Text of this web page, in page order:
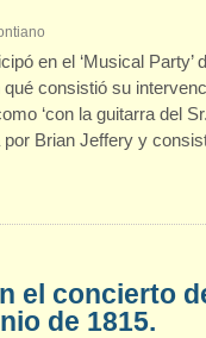
en el ‘Musical Party’
consistió su
‘con la guitarra del
Brian Jeffery y
el concierto
de 1815.